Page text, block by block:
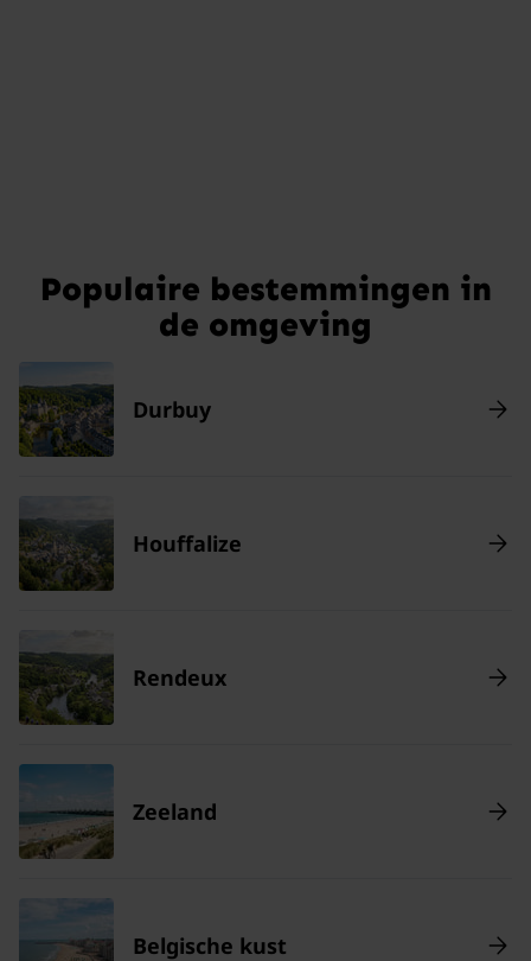
Populaire bestemmingen in
de omgeving
Durbuy
Houffalize
Rendeux
Zeeland
Belgische kust